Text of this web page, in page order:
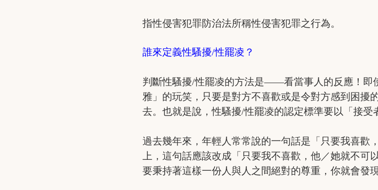
指性侵害犯罪防治法所稱性侵害犯罪之行為。
誰來定義性騷擾/性罷凌？
判斷性騷擾/性罷凌的方法是——看當事人的反應！即
雅」的玩笑，只要是對方不喜歡或是令對方感到困擾
去。也就是說，性騷擾/性罷凌的認定標準要以「接受
過去幾年來，年輕人常常說的一句話是「只要我喜歡
上，這句話應該改成「只要我不喜歡，他／她就不
要秉持著這樣一份人與人之間絕對的尊重，你就會發